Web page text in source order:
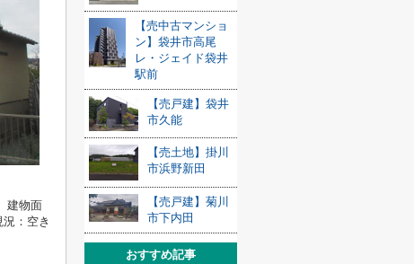
物面
：空き
【売中古マンショ
ン】袋井市高尾
レ・ジェイド袋井
駅前
【売戸建】袋井
市久能
【売土地】掛川
市浜野新田
【売戸建】菊川
市下内田
おすすめ記事